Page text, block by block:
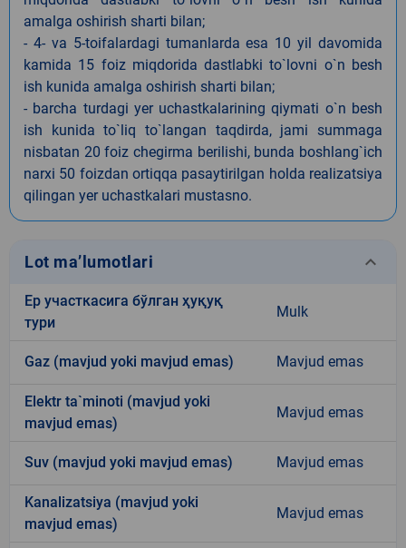
amalga oshirish sharti bilan;
- 4- va 5-toifalardagi tumanlarda esa 10 yil davomida
kamida 15 foiz miqdorida dastlabki to`lovni o`n besh
ish kunida amalga oshirish sharti bilan;
- barcha turdagi yer uchastkalarining qiymati o`n besh
ish kunida to`liq to`langan taqdirda, jami summaga
nisbatan 20 foiz chegirma berilishi, bunda boshlang`ich
narxi 50 foizdan ortiqqa pasaytirilgan holda realizatsiya
qilingan yer uchastkalari mustasno.
Lot ma’lumotlari keyboard_arrow_down
Ер участкасига бўлган ҳуқуқ
тури
Mulk
Gaz (mavjud yoki mavjud emas) Mavjud emas
Elektr ta`minoti (mavjud yoki
mavjud emas)
Mavjud emas
Suv (mavjud yoki mavjud emas) Mavjud emas
Kanalizatsiya (mavjud yoki
mavjud emas)
Mavjud emas